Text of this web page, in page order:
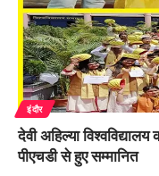
इंदौर
देवी अहिल्या
पीएचडी से हुए सम्मानित